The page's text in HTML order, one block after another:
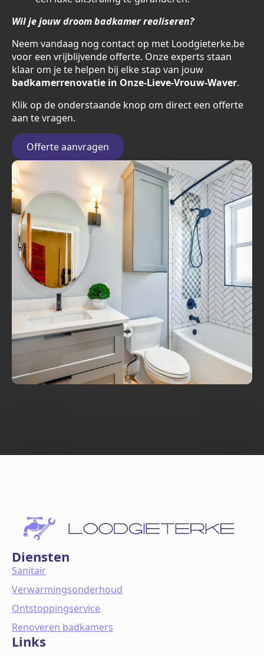
Wil je jouw droom badkamer realiseren?
Neem vandaag nog contact op met Loodgieterke.be
voor een vrijblijvende offerte. Onze experts staan
klaar om je te helpen bij elke stap van jouw
badkamerrenovatie in Onze-Lieve-Vrouw-Waver.
Klik op de onderstaande knop om direct een offerte
aan te vragen.
Offerte aanvragen
Diensten
Sanitair
Verwarmingsonderhoud
Ontstoppingservice
Renoveren badkamers
Links